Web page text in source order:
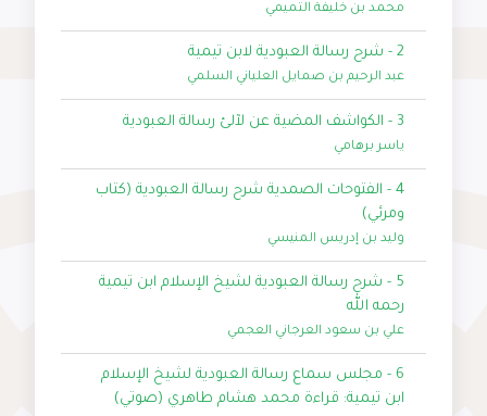
محمد بن خليفة التميمي
2 - شرح رسالة العبودية لابن تيمية
عبد الرحيم بن صمايل العلياني السلمي
3 - الكواشف المضية عن لآلئ رسالة العبودية
ياسر برهامي
4 - الفتوحات الصمدية شرح رسالة العبودية (كتاب
ومرئي)
وليد بن إدريس المنيسي
5 - شرح رسالة العبودية لشيخ الإسلام ابن تيمية
رحمه الله
علي بن سعود العرجاني العجمي
6 - مجلس سماع رسالة العبودية لشيخ الإسلام
ابن تيمية: قراءة محمد هشام طاهري (صوتي)